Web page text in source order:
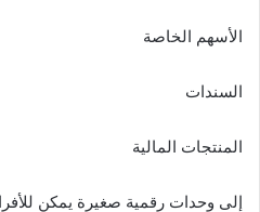
الأسهم الخاصة
السندات
المنتجات المالية
إلى وحدات رقمية صغيرة يمكن